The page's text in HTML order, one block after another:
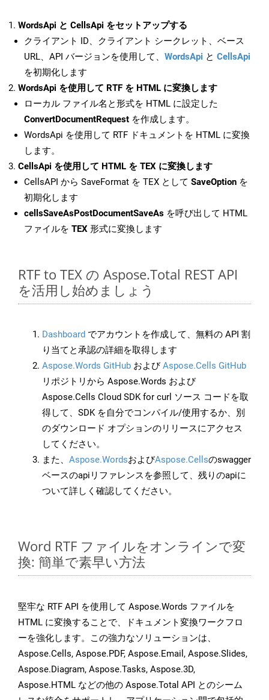
WordsApi と CellsApi をセットアップする
クライアント ID、クライアント シークレット、ベース
URL、API バージョンを使用して、 WordsApi と CellsApi
を初期化します
WordsApi を使用して RTF を HTML に変換します
ローカル ファイル名と形式を HTML に設定した
ConvertDocumentRequest を作成します。
WordsApi を使用して RTF ドキュメントを HTML に変換
します。
CellsApi を使用して HTML を TEX に変換します
CellsAPI から SaveFormat を TEX として SaveOption を
初期化します
cellsSaveAsPostDocumentSaveAs を呼び出して HTML
ファイルを TEX 形式に変換します
RTF to TEX の Aspose.Total REST API
を活用し始めましょう
Dashboard でアカウントを作成して、無料の API 割
り当てと承認の詳細を取得します
Aspose.Words GitHub およびAspose.Cells GitHub
リポジトリから Aspose.Words および
Aspose.Cells Cloud SDK for curl ソース コードを取
得して、SDK を自分でコンパイル/使用するか、別
のダウンロード オプションのリリースにアクセス
してください。
また、 Aspose.WordsおよびAspose.Cellsのswagger
ベースのapiリファレンスを参照して、残りのapiに
ついて詳しく確認してください。
Word RTF ファイルをオンラインで変
換: 簡単で素早い方法
堅牢な RTF API を使用して Aspose.Words ファイルを
HTML に変換することで、ドキュメント変換ワークフロ
ーを強化します。この強力なソリューションは、
Aspose.Cells, Aspose.PDF, Aspose.Email, Aspose.Slides,
Aspose.Diagram, Aspose.Tasks, Aspose.3D,
Aspose.HTML などの他の Aspose.Total API とのシーム